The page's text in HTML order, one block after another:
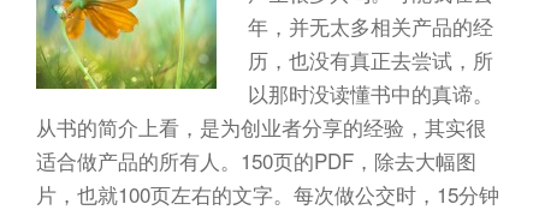
年，并无太多相关产品的经
历，也没有真正去尝试，所
以那时没读懂书中的真谛。
从书的简介上看，是为创业者分享的经验，其实很
适合做产品的所有人。150页的PDF，除去大幅图
片，也就100页左右的文字。每次做公交时，15分钟